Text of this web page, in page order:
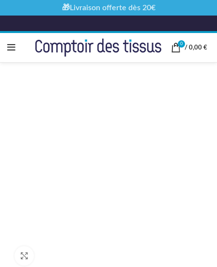
0
/ 0,00 €
🎁Livraison offerte dès 20€